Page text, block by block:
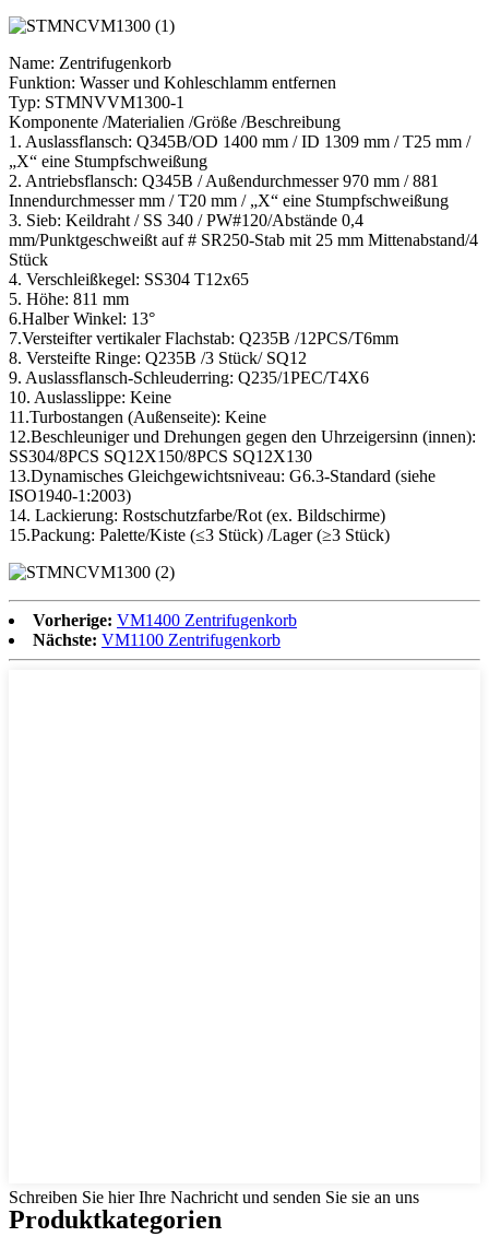
Name: Zentrifugenkorb
Funktion: Wasser und Kohleschlamm entfernen
Typ: STMNVVM1300-1
Komponente /Materialien /Größe /Beschreibung
1. Auslassflansch: Q345B/OD 1400 mm / ID 1309 mm / T25 mm /
„X“ eine Stumpfschweißung
2. Antriebsflansch: Q345B / Außendurchmesser 970 mm / 881
Innendurchmesser mm / T20 mm / „X“ eine Stumpfschweißung
3. Sieb: Keildraht / SS 340 / PW#120/Abstände 0,4
mm/Punktgeschweißt auf # SR250-Stab mit 25 mm Mittenabstand/4
Stück
4. Verschleißkegel: SS304 T12x65
5. Höhe: 811 mm
6.Halber Winkel: 13°
7.Versteifter vertikaler Flachstab: Q235B /12PCS/T6mm
8. Versteifte Ringe: Q235B /3 Stück/ SQ12
9. Auslassflansch-Schleuderring: Q235/1PEC/T4X6
10. Auslasslippe: Keine
11.Turbostangen (Außenseite): Keine
12.Beschleuniger und Drehungen gegen den Uhrzeigersinn (innen):
SS304/8PCS SQ12X150/8PCS SQ12X130
13.Dynamisches Gleichgewichtsniveau: G6.3-Standard (siehe
ISO1940-1:2003)
14. Lackierung: Rostschutzfarbe/Rot (ex. Bildschirme)
15.Packung: Palette/Kiste (≤3 Stück) /Lager (≥3 Stück)
Vorherige: VM1400 Zentrifugenkorb
Nächste: VM1100 Zentrifugenkorb
Schreiben Sie hier Ihre Nachricht und senden Sie sie an uns
Produktkategorien